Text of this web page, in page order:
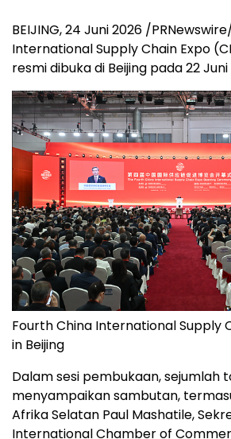
BEIJING, 24 Juni 2026 /
International Supply Chain Expo
resmi dibuka di Beijing pada 22 Juni
Fourth China International Supply
in Beijing
Dalam sesi pembukaan, sejumlah
menyampaikan sambutan,
Afrika Selatan Paul Mashatile,
International Chamber of